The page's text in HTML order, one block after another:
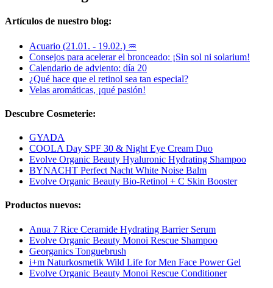
Artículos de nuestro blog:
Acuario (21.01. - 19.02.) ♒
Consejos para acelerar el bronceado: ¡Sin sol ni solarium!
Calendario de adviento: día 20
¿Qué hace que el retinol sea tan especial?
Velas aromáticas, ¡qué pasión!
Descubre Cosmeterie:
GYADA
COOLA Day SPF 30 & Night Eye Cream Duo
Evolve Organic Beauty Hyaluronic Hydrating Shampoo
BYNACHT Perfect Nacht White Noise Balm
Evolve Organic Beauty Bio-Retinol + C Skin Booster
Productos nuevos:
Anua 7 Rice Ceramide Hydrating Barrier Serum
Evolve Organic Beauty Monoi Rescue Shampoo
Georganics Tonguebrush
i+m Naturkosmetik Wild Life for Men Face Power Gel
Evolve Organic Beauty Monoi Rescue Conditioner